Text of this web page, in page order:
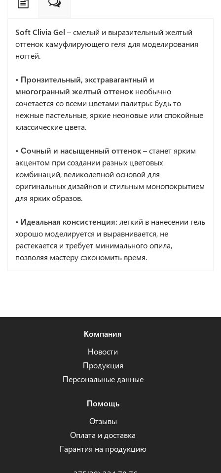
Soft Clivia Gel – смелый и выразительный желтый
оттенок камуфлирующего геля для моделирования
ногтей.
• Пронзительный, экстравагантный и
многогранный желтый оттенок необычно
сочетается со всеми цветами палитры: будь то
нежные пастельные, яркие неоновые или спокойные
классические цвета.
• Сочный и насыщенный оттенок– станет ярким
акцентом при создании разных цветовых
комбинаций, великолепной основой для
оригинальных дизайнов и стильным монопокрытием
для ярких образов.
• Идеальная консистенция: легкий в нанесении гель
хорошо моделируется и выравнивается, не
растекается и требует минимального опила,
позволяя мастеру сэкономить время.
Компания
Новости
Продукция
Персональные данные
Помощь
Отзывы
Оплата и доставка
Гарантия на продукцию